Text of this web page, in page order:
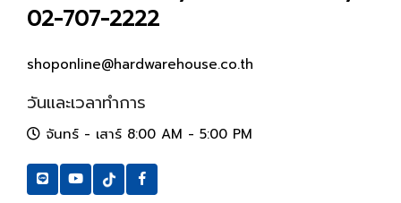
02-707-2222
shoponline@hardwarehouse.co.th
วันและเวลาทำการ
จันทร์ - เสาร์ 8:00 AM - 5:00 PM